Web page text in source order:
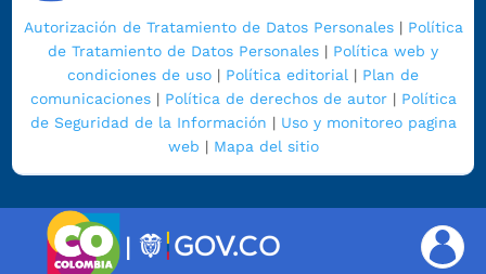
Autorización de Tratamiento de Datos Personales| Política
de Tratamiento de Datos Personales | Política web y
condiciones de uso | Política editorial | Plan de
comunicaciones| Política de derechos de autor| Política
de Seguridad de la Información | Uso y monitoreo pagina
web | Mapa del sitio
|